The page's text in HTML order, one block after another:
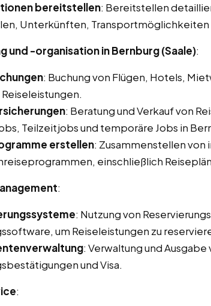
bereitstellen: Bereitstellen
Unterkünften,
und -organisation in Bernburg (Saale):
: Buchung von Flügen, Hotels,
: Beratung und Verkauf von
Teilzeitjobs und temporäre Jobs in
erstellen: Zusammenstellen von
einschließlich
:
: Nutzung von
um Reiseleistungen zu
: Verwaltung und
und Visa.
: